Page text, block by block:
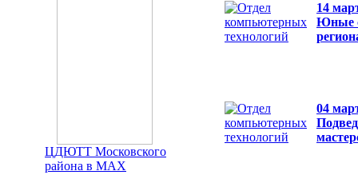
ЦДЮТТ Московского
района в MAX
14
Юные
04